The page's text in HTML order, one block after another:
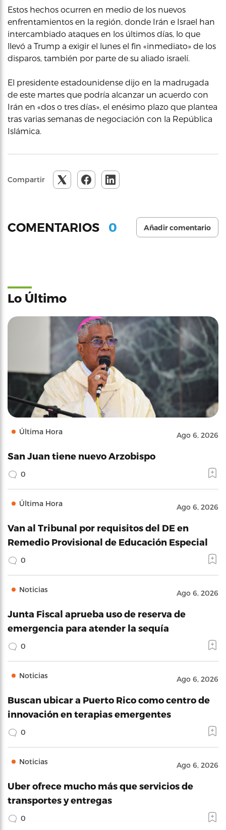
Estos hechos ocurren en medio de los nuevos
enfrentamientos en la región, donde Irán e Israel han
intercambiado ataques en los últimos días, lo que
llevó a Trump a exigir el lunes el fin «inmediato» de los
disparos, también por parte de su aliado israelí.
El presidente estadounidense dijo en la madrugada
de este martes que podría alcanzar un acuerdo con
Irán en «dos o tres días», el enésimo plazo que plantea
tras varias semanas de negociación con la República
Islámica.
Compartir
COMENTARIOS 0 Añadir comentario
Lo Último
Última Hora Ago 6, 2026
San Juan tiene nuevo Arzobispo
0
Última Hora Ago 6, 2026
Van al Tribunal por requisitos del DE en
Remedio Provisional de Educación Especial
0
Noticias Ago 6, 2026
Junta Fiscal aprueba uso de reserva de
emergencia para atender la sequía
0
Noticias Ago 6, 2026
Buscan ubicar a Puerto Rico como centro de
innovación en terapias emergentes
0
Noticias Ago 6, 2026
Uber ofrece mucho más que servicios de
transportes y entregas
0